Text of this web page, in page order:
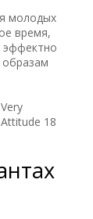
молодых
время,
эффектно
образам
18